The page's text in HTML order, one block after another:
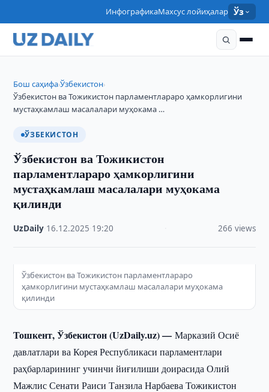
ИнфографикаМахсус лойиҳалар Ўз
Бош саҳифа›Ўзбекистон›
Ўзбекистон ва Тожикистон парламентлараро ҳамкорлигини
мустаҳкамлаш масалалари муҳокама …
ЎЗБЕКИСТОН
Ўзбекистон ва Тожикистон
парламентлараро ҳамкорлигини
мустаҳкамлаш масалалари муҳокама
қилинди
UzDaily 16.12.2025 19:20 266 views
Ўзбекистон ва Тожикистон парламентлараро
ҳамкорлигини мустаҳкамлаш масалалари муҳокама
қилинди
Тошкент, Ўзбекистон (UzDaily.uz) —Марказий Осиё
давлатлари ва Корея Республикаси парламентлари
раҳбарларининг учинчи йиғилиши доирасида Олий
Мажлис Сенати Раиси Танзила Нарбаева Тожикистон